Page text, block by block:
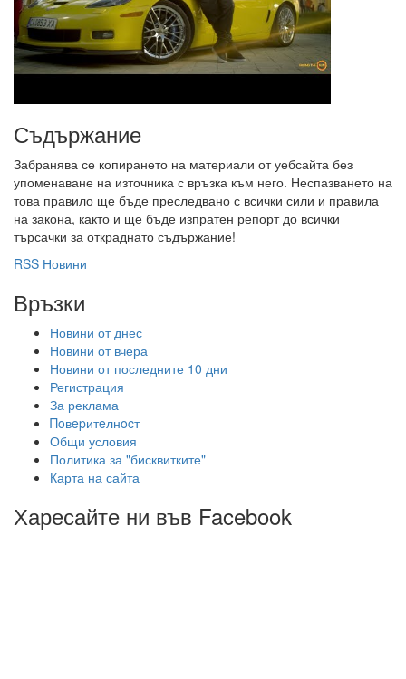
Съдържание
Забранява се копирането на материали от уебсайта без
упоменаване на източника с връзка към него. Неспазването на
това правило ще бъде преследвано с всички сили и правила
на закона, както и ще бъде изпратен репорт до всички
търсачки за откраднато съдържание!
RSS Новини
Връзки
Новини от днес
Новини от вчера
Новини от последните 10 дни
Регистрация
За реклама
Πoвepитeлнocт
Общи условия
Политика за "бисквитките"
Карта на сайта
Харесайте ни във Facebook